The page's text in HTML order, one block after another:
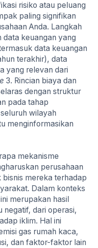
risiko atau peluang
paling signifikan
Anda. Langkah
keuangan yang
data keuangan
terakhir), data
yang relevan dari
3. Rincian biaya dan
dengan struktur
pada tahap
wilayah
menginformasikan
mekanisme
perusahaan
mereka terhadap
Dalam konteks
merupakan hasil
negatif, dari operasi,
iklim. Hal ini
gas rumah kaca,
dan faktor-faktor lain